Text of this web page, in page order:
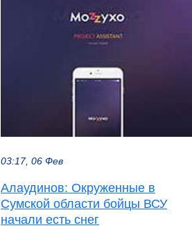
03:17, 06 Фев
Алаудинов: Окруженные в
Сумской области бойцы ВСУ
начали есть снег